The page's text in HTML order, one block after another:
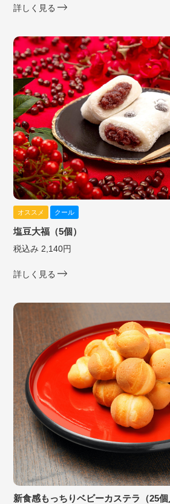
詳しく見る
オススメ クール
塩豆大福（5個）
税込み 2,140円
詳しく見る
新食感もっちりベビーカステラ（25個